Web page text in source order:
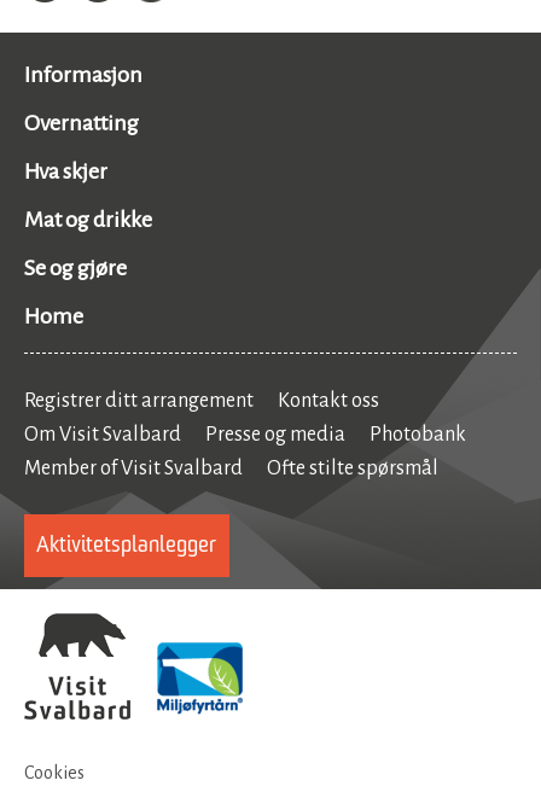
Informasjon
Overnatting
Hva skjer
Mat og drikke
Se og gjøre
Home
Registrer ditt arrangement
Kontakt oss
Om Visit Svalbard
Presse og media
Photobank
Member of Visit Svalbard
Ofte stilte spørsmål
Aktivitetsplanlegger
Cookies